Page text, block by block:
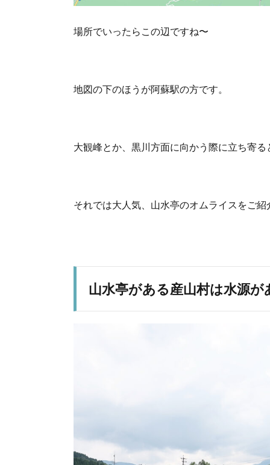
場所でいったらこの辺ですね〜
地図の下のほうが阿蘇駅の方です。
大観峰とか、黒川方面に向かう際に立ち寄
それでは大人気、山水亭のオムライスをご
山水亭がある産山村は水源